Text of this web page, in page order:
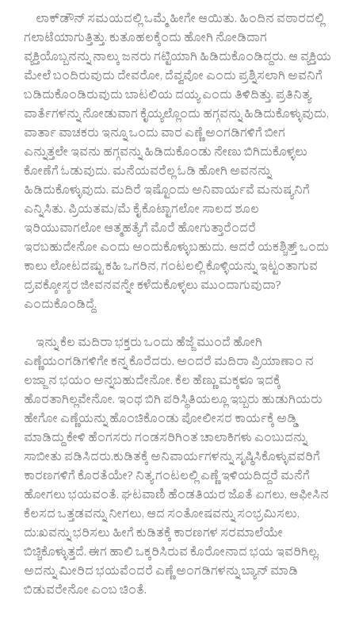
ಲಾಕ್‌ಡೌನ್ ಸಮಯದಲ್ಲಿ ಒಮ್ಮೆ ಹೀಗೇ ಆಯಿತು. ಹಿಂದಿನ ವಠಾರದಲ್ಲಿ
ಗಲಾಟೆಯಾಗುತ್ತಿತ್ತು. ಕುತೂಹಲಕ್ಕೆಂದು ಹೋಗಿ ನೋಡಿದಾಗ
ವ್ಯಕ್ತಿಯೊಬ್ಬನನ್ನು ನಾಲ್ಕು ಜನರು ಗಟ್ಟಿಯಾಗಿ ಹಿಡಿದುಕೊಂಡಿದ್ದರು. ಆ ವ್ಯಕ್ತಿಯ
ಮೇಲೆ ಬಂದಿರುವುದು ದೇವರೋ, ದೆವ್ವವೋ ಎಂದು ಪ್ರಶ್ನಿಸಲಾಗಿ ಅವನಿಗೆ
ಬಡಿದುಕೊಂಡಿರುವುದು ಬಾಟಲಿಯ ದಯ್ಯ ಎಂದು ತಿಳಿದಿತ್ತು. ಪ್ರತಿನಿತ್ಯ
ವಾರ್ತೆಗಳನ್ನು ನೋಡುವಾಗ ಕೈಯ್ಯಲ್ಲೊಂದು ಹಗ್ಗವನ್ನು ಹಿಡಿದುಕೊಳ್ಳುವುದು,
ವಾರ್ತಾ ವಾಚಕರು ಇನ್ನೂ ಒಂದು ವಾರ ಎಣ್ಣೆ ಅಂಗಡಿಗಳಿಗೆ ಬೀಗ
ಎನ್ನುತ್ತಲೇ ಇವನು ಹಗ್ಗವನ್ನು ಹಿಡಿದುಕೊಂಡು ನೇಣು ಬಿಗಿದುಕೊಳ್ಳಲು
ಕೋಣೆಗೆ ಓಡುವುದು. ಮನೆಯವರೆಲ್ಲ ಓಡಿ ಹೋಗಿ ಅವನನ್ನು
ಹಿಡಿದುಕೊಳ್ಳುವುದು. ಮದಿರೆ ಇಷ್ಟೊಂದು ಅನಿವಾರ್ಯವೆ ಮನುಷ್ಯನಿಗೆ
ಎನ್ನಿಸಿತು. ಪ್ರಿಯತಮ/ಮೆ ಕೈ ಕೊಟ್ಟಾಗಲೋ ಸಾಲದ ಶೂಲ
ಇರಿಯುವಾಗಲೋ ಆತ್ಮಹತ್ಯೆಗೆ ಮೊರೆ ಹೋಗುತ್ತಾರೆಂದರೆ
ಇರಬಹುದೇನೋ ಎಂದು ಅಂದುಕೊಳ್ಳುಬಹುದು. ಆದರೆ ಯಕಶ್ಚಿತ್ತ್ ಒಂದು
ಕಾಲು ಲೋಟದಷ್ಟು ಕಹಿ ಒಗರಿನ, ಗಂಟಲಲ್ಲಿ ಕೊಳ್ಳಿಯನ್ನು ಇಟ್ಟಂತಾಗುವ
ದ್ರವಕ್ಕೋಸ್ಕರ ಜೀವನವನ್ನೇ ಕಳೆದುಕೊಳ್ಳಲು ಮುಂದಾಗುವುದಾ?
ಎಂದುಕೊಂಡಿದ್ದೆ.
ಇನ್ನು ಕೆಲ ಮದಿರಾ ಭಕ್ತರು ಒಂದು ಹೆಜ್ಜೆ ಮುಂದೆ ಹೋಗಿ
ಎಣ್ಣೆಯಂಗಡಿಗಳಿಗೇ ಕನ್ನ ಕೊರೆದರು. ಅಂದರೆ ಮದಿರಾ ಪ್ರಿಯಾಣಾಂ ನ
ಲಜ್ಜಾ ನ ಭಯಂ ಅನ್ನಬಹುದೇನೋ. ಕೆಲ ಹೆಣ್ಣು ಮಕ್ಕಳೂ ಇದಕ್ಕೆ
ಹೊರತಾಗಿಲ್ಲವೇನೋ. ಇಂಥ ಬಿಗಿ ಪರಿಸ್ಥಿತಿಯಲ್ಲೂ ಇಬ್ಬರು ಹುಡುಗಿಯರು
ಹೇಗೋ ಎಣ್ಣೆಯನ್ನು ಹೊಂಚಿಕೊಂಡು ಪೋಲೀಸರ ಕಾರ್ಯಕ್ಕೆ ಅಡ್ಡಿ
ಮಾಡಿದ್ದು ಕೇಳಿ ಹೆಂಗಸರು ಗಂಡಸರಿಗಿಂತ ಚಾಲಾಕಿಗಳು ಎಂಬುದನ್ನು
ಸಾಬೀತು ಪಡಿಸಿದರು.ಕುಡಿತಕ್ಕೆ ಅನಿವಾರ್ಯಗಳನ್ನು ಸೃಷ್ಠಿಸಿಕೊಳ್ಳುವವರಿಗೆ
ಕಾರಣಗಳಿಗೆ ಕೊರತೆಯೇ? ನಿತ್ಯ ಗಂಟಲಲ್ಲಿ ಎಣ್ಣೆ ಇಳಿಯದಿದ್ದರೆ ಮನೆಗೆ
ಹೋಗಲು ಭಯವಂತೆ. ಘಟವಾಣಿ ಹೆಂಡತಿಯರ ಜೊತೆ ಏಗಲು, ಆಫೀಸಿನ
ಕೆಲಸದ ಒತ್ತಡವನ್ನು ನೀಗಲು, ಆದ ಸಂತೋಷವನ್ನು ಸಂಭ್ರಮಿಸಲು,
ದು:ಖವನ್ನು ಭರಿಸಲು ಹೀಗೆ ಕುಡಿತಕ್ಕೆ ಕಾರಣಗಳ ಸರಮಾಲೆಯೇ
ಬಿಚ್ಚಿಕೊಳ್ಳುತ್ತದೆ. ಈಗ ಹಾಲಿ ಒಕ್ಕರಿಸಿರುವ ಕೊರೋನಾದ ಭಯ ಇವರಿಗಿಲ್ಲ.
ಅದನ್ನು ಮೀರಿದ ಭಯವೆಂದರೆ ಎಣ್ಣೆ ಅಂಗಡಿಗಳನ್ನು ಬ್ಯಾನ್ ಮಾಡಿ
ಬಿಡುವರೇನೋ ಎಂಬ ಚಿಂತೆ.